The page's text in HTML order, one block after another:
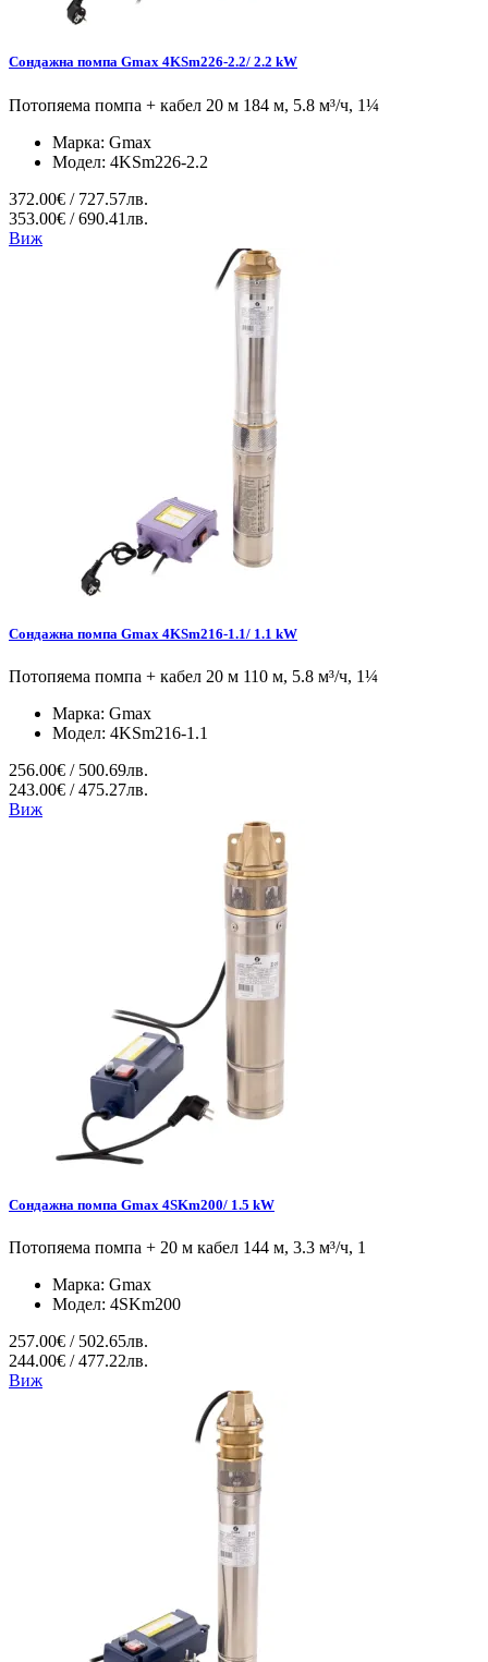
Сондажна помпа Gmax 4KSm226-2.2/ 2.2 kW
Потопяема помпа + кабел 20 м 184 м, 5.8 м³/ч, 1¼
Марка: Gmax
Модел: 4KSm226-2.2
372.00€ / 727.57лв.
353.00€ / 690.41лв.
Виж
Сондажна помпа Gmax 4KSm216-1.1/ 1.1 kW
Потопяема помпа + кабел 20 м 110 м, 5.8 м³/ч, 1¼
Марка: Gmax
Модел: 4KSm216-1.1
256.00€ / 500.69лв.
243.00€ / 475.27лв.
Виж
Сондажна помпа Gmax 4SKm200/ 1.5 kW
Потопяема помпа + 20 м кабел 144 м, 3.3 м³/ч, 1
Марка: Gmax
Модел: 4SKm200
257.00€ / 502.65лв.
244.00€ / 477.22лв.
Виж